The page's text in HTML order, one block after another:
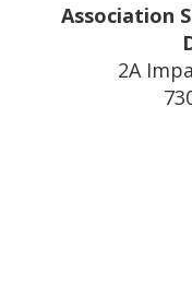
Association
2A